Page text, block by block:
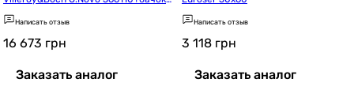
576051+9М38 S1сиденья (5661T301)
Написать отзыв
16 673 грн
Заказать аналог
Написать отзыв
3 118 грн
Заказать аналог